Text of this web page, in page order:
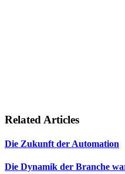
Related Articles
Die Zukunft der Automation
Die Dynamik der Branche